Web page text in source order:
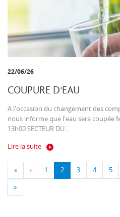
22/06/26
COUPURE D'EAU
A l'occasion du changement des
nous informe que l'eau sera coupée
13h00 SECTEUR DU...
Lire la suite
« ‹ 1 2 3 4 5
»